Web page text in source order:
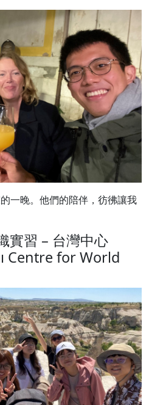
一晚。他們的陪伴，彷彿讓我
實習 – 台灣中心
Centre for World